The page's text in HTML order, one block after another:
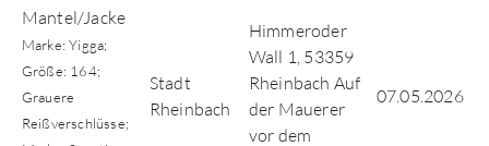
Mantel/Jacke
Marke: Yigga;
Größe: 164;
Grauere
Reißverschlüsse;
Stadt
Rheinbach
Himmeroder
Wall 1, 53359
Rheinbach Auf
der Mauerer
vor dem
07.05.2026